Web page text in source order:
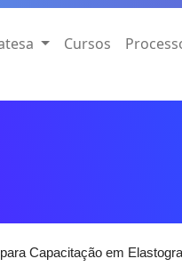
Cursos
Capacitação em